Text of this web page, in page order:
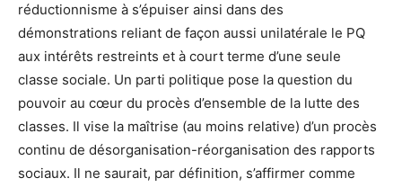
réductionnisme à s’épuiser ainsi dans des
démonstrations reliant de façon aussi unilatérale le PQ
aux intérêts restreints et à court terme d’une seule
classe sociale. Un parti politique pose la question du
pouvoir au cœur du procès d’ensemble de la lutte des
classes. Il vise la maîtrise (au moins relative) d’un procès
continu de désorganisation-réorganisation des rapports
sociaux. Il ne saurait, par définition, s’affirmer comme